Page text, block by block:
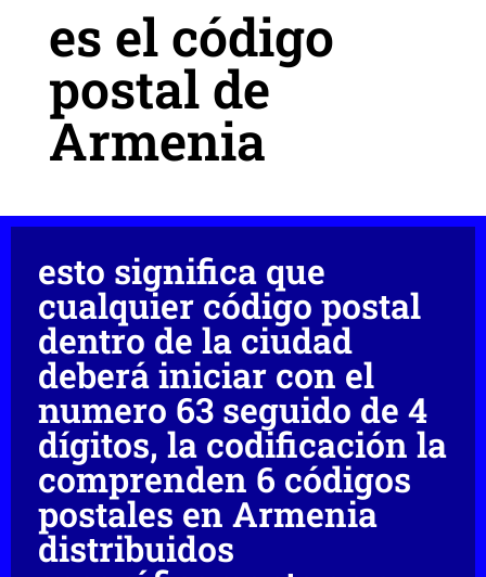
es el código
postal de
Armenia
esto significa que
cualquier código postal
dentro de la ciudad
deberá iniciar con el
numero 63 seguido de 4
dígitos, la codificación la
comprenden 6 códigos
postales en Armenia
distribuidos